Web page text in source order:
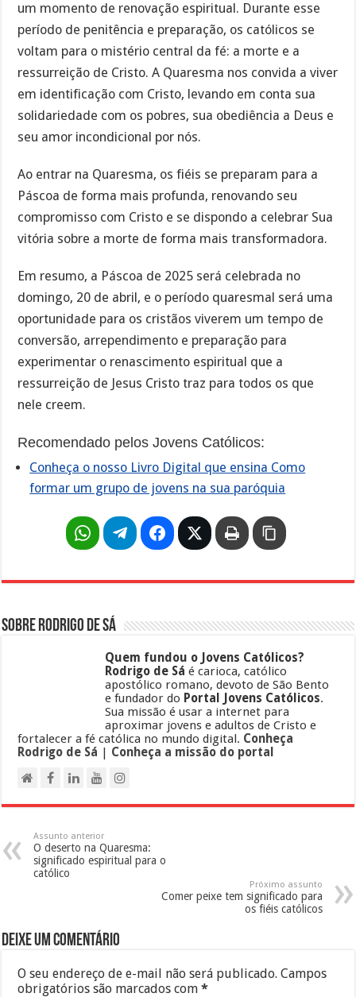
um momento de renovação espiritual. Durante esse
período de penitência e preparação, os católicos se
voltam para o mistério central da fé: a morte e a
ressurreição de Cristo. A Quaresma nos convida a viver
em identificação com Cristo, levando em conta sua
solidariedade com os pobres, sua obediência a Deus e
seu amor incondicional por nós.
Ao entrar na Quaresma, os fiéis se preparam para a
Páscoa de forma mais profunda, renovando seu
compromisso com Cristo e se dispondo a celebrar Sua
vitória sobre a morte de forma mais transformadora.
Em resumo, a Páscoa de 2025 será celebrada no
domingo, 20 de abril, e o período quaresmal será uma
oportunidade para os cristãos viverem um tempo de
conversão, arrependimento e preparação para
experimentar o renascimento espiritual que a
ressurreição de Jesus Cristo traz para todos os que
nele creem.
Recomendado pelos Jovens Católicos:
Conheça o nosso Livro Digital que ensina Como
formar um grupo de jovens na sua paróquia
Sobre Rodrigo de Sá
Quem fundou o Jovens Católicos?
Rodrigo de Sá é carioca, católico
apostólico romano, devoto de São Bento
e fundador do Portal Jovens Católicos.
Sua missão é usar a internet para
aproximar jovens e adultos de Cristo e
fortalecer a fé católica no mundo digital. Conheça
Rodrigo de Sá | Conheça a missão do portal
Assunto anterior
O deserto na Quaresma:
significado espiritual para o
católico
Próximo assunto
Comer peixe tem significado para
os fiéis católicos
Deixe um comentário
O seu endereço de e-mail não será publicado. Campos
obrigatórios são marcados com*